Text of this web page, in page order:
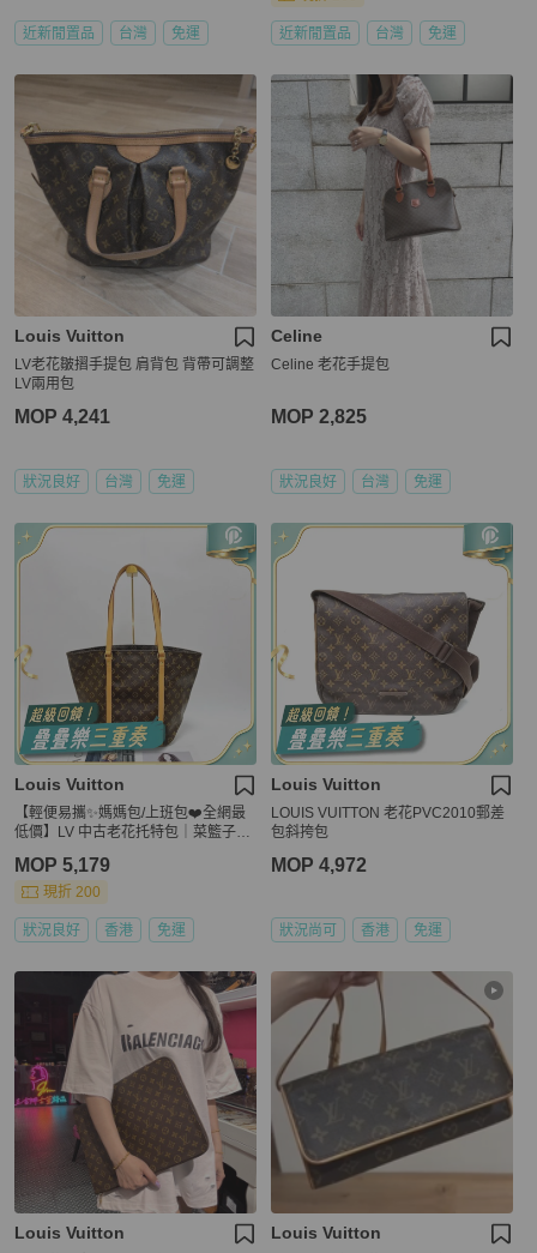
近新閒置品 台灣 免運 近新閒置品 台灣 免運
Louis Vuitton
LV老花皺摺手提包 肩背包 背帶可調整
LV兩用包
MOP 4,241
狀況良好 台灣 免運
Celine
Celine 老花手提包
MOP 2,825
狀況良好 台灣 免運
Louis Vuitton
【輕便易攜✨媽媽包/上班包❤️全網最
低價】LV 中古老花托特包｜菜籃子｜
MOP 5,179
現折 200
狀況良好 香港 免運
Louis Vuitton
LOUIS VUITTON 老花PVC2010郵差
包斜挎包
MOP 4,972
狀況尚可 香港 免運
Louis Vuitton Louis Vuitton